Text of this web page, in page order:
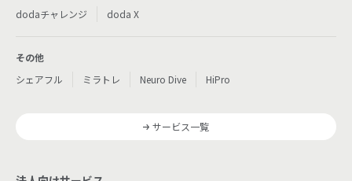
dodaチャレンジ
doda X
その他
シェアフル
ミラトレ Neuro Dive HiPro
サービス一覧